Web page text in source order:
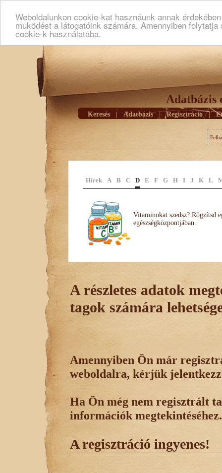
Weboldalunkon cookie-kat hasznáunk annak
muködést a látogatóink számára. Amennyiben
cookie-k használatába.
Adatbázis
Keresés Adatbázis | Regisztráció |
Hírek A B C D E F G H I J K L
Vitaminokat szedsz? Rögzítsd
egészségközpontjában.
A részletes adatok
tagok számára
Amennyiben Ön már
weboldalra, kérjük
Ha Ön még nem regisztrált
információk megtekintéséhez.
A regisztráció ingyenes!